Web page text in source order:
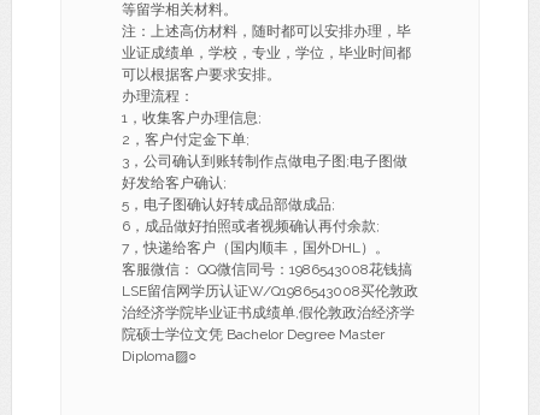
等留学相关材料。
注：上述高仿材料，随时都可以安排办理，毕
业证成绩单，学校，专业，学位，毕业时间都
可以根据客户要求安排。
办理流程：
1，收集客户办理信息;
2，客户付定金下单;
3，公司确认到账转制作点做电子图;电子图做
好发给客户确认;
5，电子图确认好转成品部做成品;
6，成品做好拍照或者视频确认再付余款;
7，快递给客户（国内顺丰，国外DHL）。
客服微信： QQ微信同号：1986543008花钱搞
LSE留信网学历认证W/Q1986543008买伦敦政
治经济学院毕业证书成绩单,假伦敦政治经济学
院硕士学位文凭 Bachelor Degree Master
Diploma▨○